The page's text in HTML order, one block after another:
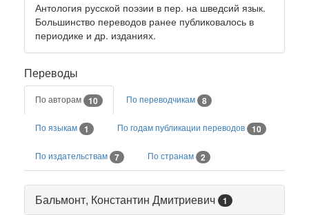
Антология русской поэзии в пер. на шведсий язык.
Большинство переводов ранее публиковалось в
периодике и др. изданиях.
Переводы
По авторам 10 По переводчикам 8
По языкам 1 По годам публикации переводов 10
По издательствам 7 По странам 2
Бальмонт, Константин Дмитриевич 1